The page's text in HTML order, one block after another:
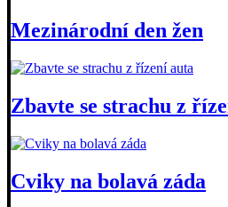
Mezinárodní den žen
Zbavte se strachu z
Cviky na bolavá záda